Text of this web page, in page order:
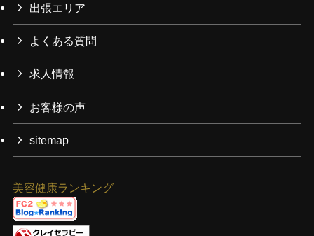
出張エリア
よくある質問
求人情報
お客様の声
sitemap
美容健康ランキング